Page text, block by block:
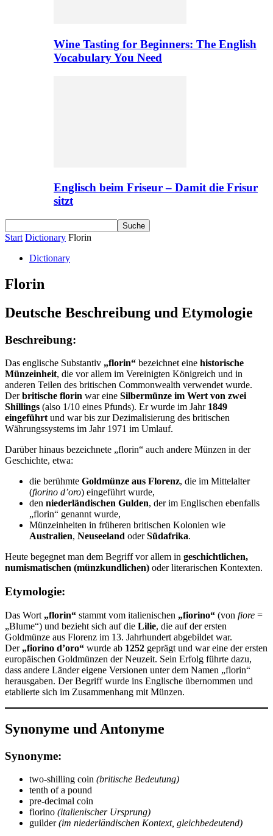
Wine Tasting for Beginners: The English
Vocabulary You Need
Englisch beim Friseur – Damit die Frisur
sitzt
Start Dictionary Florin
Dictionary
Florin
Deutsche Beschreibung und Etymologie
Beschreibung:
Das englische Substantiv „florin“ bezeichnet eine historische
Münzeinheit, die vor allem im Vereinigten Königreich und in
anderen Teilen des britischen Commonwealth verwendet wurde.
Derbritische florin war eine Silbermünze im Wert von zwei
Shillings (also 1/10 eines Pfunds). Er wurde im Jahr 1849
eingeführt und war bis zur Dezimalisierung des britischen
Währungssystems im Jahr 1971 im Umlauf.
Darüber hinaus bezeichnete „florin“ auch andere Münzen in der
Geschichte, etwa:
die berühmte Goldmünze aus Florenz, die im Mittelalter
(fiorino d’oro) eingeführt wurde,
den niederländischen Gulden, der im Englischen ebenfalls
„florin“ genannt wurde,
Münzeinheiten in früheren britischen Kolonien wie
Australien, Neuseeland oderSüdafrika.
Heute begegnet man dem Begriff vor allem in geschichtlichen,
numismatischen (münzkundlichen) oder literarischen Kontexten.
Etymologie:
Das Wort „florin“ stammt vom italienischen „fiorino“ (von fiore =
„Blume“) und bezieht sich auf die Lilie, die auf der ersten
Goldmünze aus Florenz im 13. Jahrhundert abgebildet war.
Der „fiorino d’oro“ wurde ab 1252 geprägt und war eine der ersten
europäischen Goldmünzen der Neuzeit. Sein Erfolg führte dazu,
dass andere Länder eigene Versionen unter dem Namen „florin“
herausgaben. Der Begriff wurde ins Englische übernommen und
etablierte sich im Zusammenhang mit Münzen.
Synonyme und Antonyme
Synonyme:
two-shilling coin (britische Bedeutung)
tenth of a pound
pre-decimal coin
fiorino (italienischer Ursprung)
guilder(im niederländischen Kontext, gleichbedeutend)